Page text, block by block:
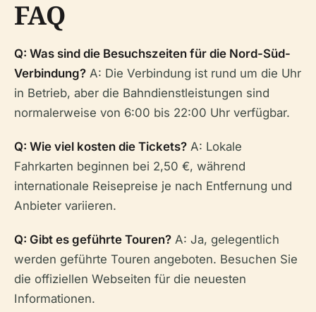
FAQ
Q: Was sind die Besuchszeiten für die Nord-Süd-
Verbindung? A: Die Verbindung ist rund um die Uhr
in Betrieb, aber die Bahndienstleistungen sind
normalerweise von 6:00 bis 22:00 Uhr verfügbar.
Q: Wie viel kosten die Tickets? A: Lokale
Fahrkarten beginnen bei 2,50 €, während
internationale Reisepreise je nach Entfernung und
Anbieter variieren.
Q: Gibt es geführte Touren? A: Ja, gelegentlich
werden geführte Touren angeboten. Besuchen Sie
die offiziellen Webseiten für die neuesten
Informationen.